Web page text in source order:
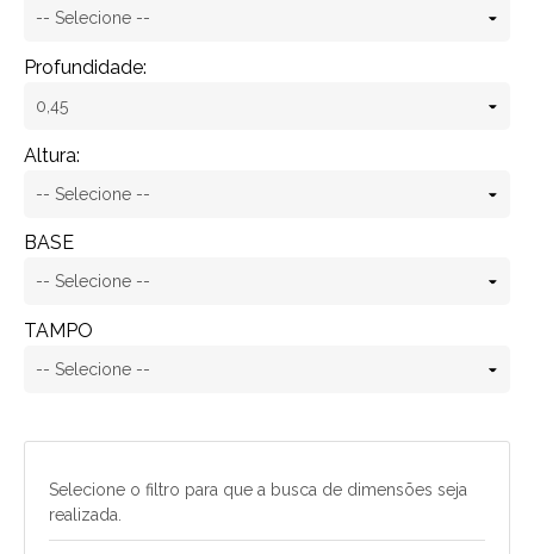
Profundidade:
Altura:
BASE
TAMPO
Selecione o filtro para que a busca de dimensões seja
realizada.